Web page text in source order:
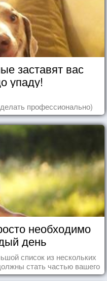
заставят вас
упаду!
профессионально)
необходимо
день
список из нескольких
стать частью вашего